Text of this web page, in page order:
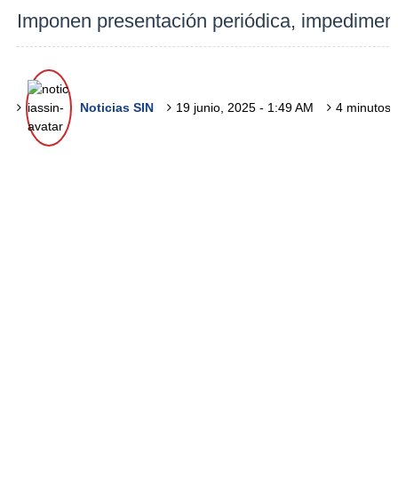
Imponen presentación periódica,
Noticias SIN 19 junio, 2025 - 1:49 AM 4 minutos